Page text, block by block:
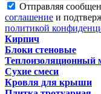
Отправляя
соглашение и
политикой
Кирпич
Блоки стеновые
Теплоизоляционный
Сухие смеси
Кровля для крыши